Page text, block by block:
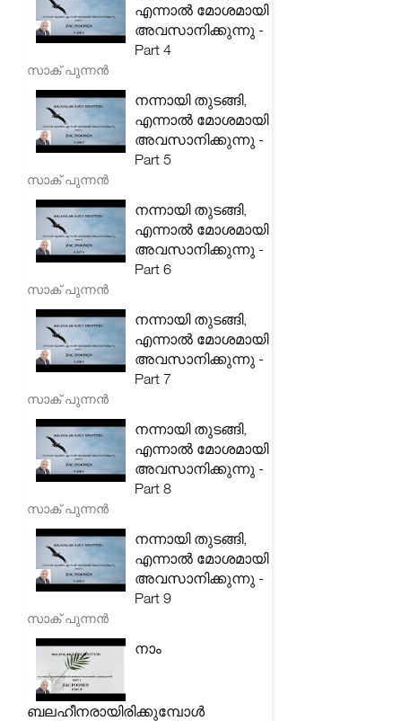
എന്നാൽ മോശമായി
അവസാനിക്കുന്നു -
Part 4
സാക് പുന്നൻ
നന്നായി തുടങ്ങി,
എന്നാൽ മോശമായി
അവസാനിക്കുന്നു -
Part 5
സാക് പുന്നൻ
നന്നായി തുടങ്ങി,
എന്നാൽ മോശമായി
അവസാനിക്കുന്നു -
Part 6
സാക് പുന്നൻ
നന്നായി തുടങ്ങി,
എന്നാൽ മോശമായി
അവസാനിക്കുന്നു -
Part 7
സാക് പുന്നൻ
നന്നായി തുടങ്ങി,
എന്നാൽ മോശമായി
അവസാനിക്കുന്നു -
Part 8
സാക് പുന്നൻ
നന്നായി തുടങ്ങി,
എന്നാൽ മോശമായി
അവസാനിക്കുന്നു -
Part 9
സാക് പുന്നൻ
നാം
ബലഹീനരായിരിക്കുമ്പോൾ